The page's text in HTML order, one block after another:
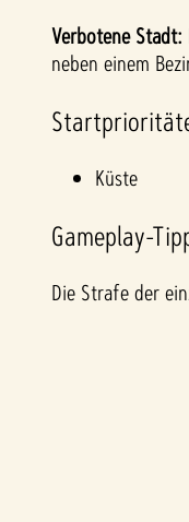
Verbotene Stadt:
neben einem
Küste
Gameplay-
Die Strafe der